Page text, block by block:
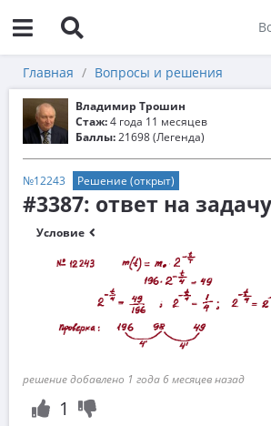
Главная Вопросы и решения
Владимир Трошин
Стаж:4 года 11 месяцев
Баллы:21698 (Легенда)
№12243 Решение (открыт)
#3387: ответ на
Условие
решение добавлено 1 года 6 месяцев назад
1